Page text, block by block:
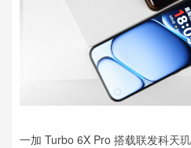
一加 Turbo 6X Pro 搭载联发科天